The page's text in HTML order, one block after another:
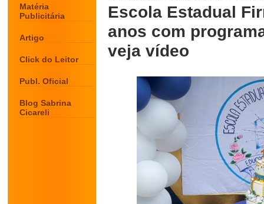
Matéria
Publicitária
Artigo
Click do Leitor
Publ. Oficial
Blog Sabrina
Cicareli
Escola Estadual
anos com
veja vídeo